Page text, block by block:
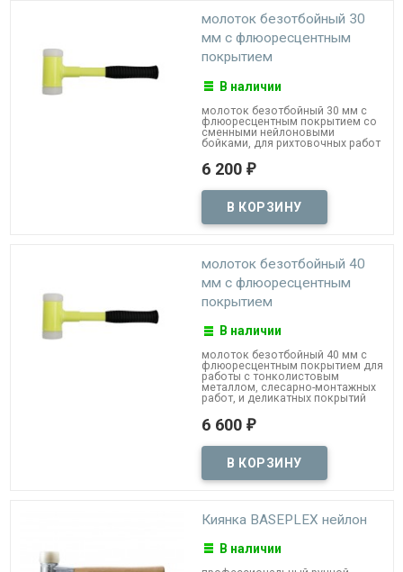
молоток безотбойный 30
мм с флюоресцентным
покрытием
В наличии
молоток безотбойный 30 мм с
флюоресцентным покрытием со
сменными нейлоновыми
бойками, для рихтовочных работ
6 200 ₽
молоток безотбойный 40
мм с флюоресцентным
покрытием
В наличии
молоток безотбойный 40 мм с
флюоресцентным покрытием для
работы с тонколистовым
металлом, слесарно-монтажных
работ, и деликатных покрытий
6 600 ₽
Киянка BASEPLEX нейлон
В наличии